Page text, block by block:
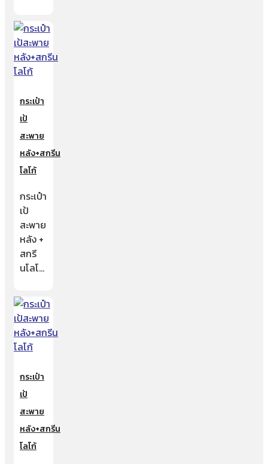
กระเป๋า
เป้
สะพาย
หลัง+สกรีน
โลโก้
กระเป๋า
เป้
สะพาย
หลัง +
สกรี
นโลโ…
กระเป๋า
เป้
สะพาย
หลัง+สกรีน
โลโก้